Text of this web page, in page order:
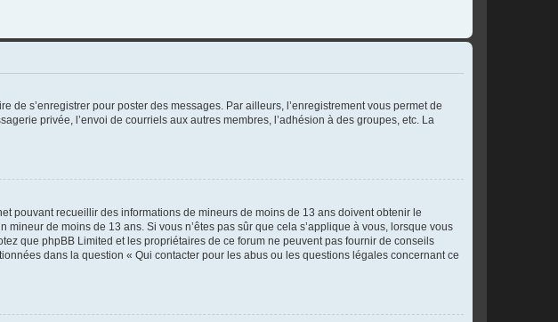
de s’enregistrer pour poster des messages. Par ailleurs, l’enregistrement vous permet de
privée, l’envoi de courriels aux autres membres, l’adhésion à des groupes, etc. La
pouvant recueillir des informations de mineurs de moins de 13 ans doivent obtenir le
de moins de 13 ans. Si vous n’êtes pas sûr que cela s’applique à vous, lorsque vous
que phpBB Limited et les propriétaires de ce forum ne peuvent pas fournir de conseils
dans la question « Qui contacter pour les abus ou les questions légales concernant ce